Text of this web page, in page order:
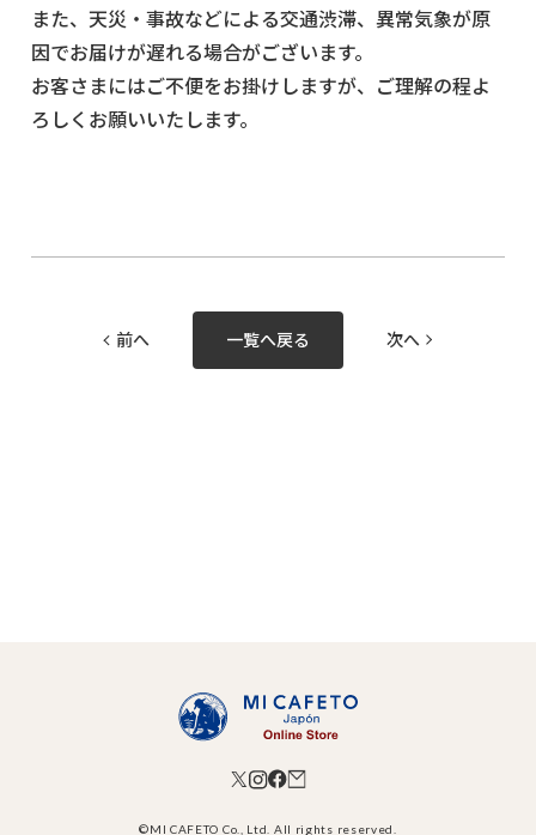
また、天災・事故などによる交通渋滞、異常気象が原
因でお届けが遅れる場合がございます。
お客さまにはご不便をお掛けしますが、ご理解の程よ
ろしくお願いいたします。
前へ 一覧へ戻る 次へ
©MI CAFETO Co., Ltd. All rights reserved.